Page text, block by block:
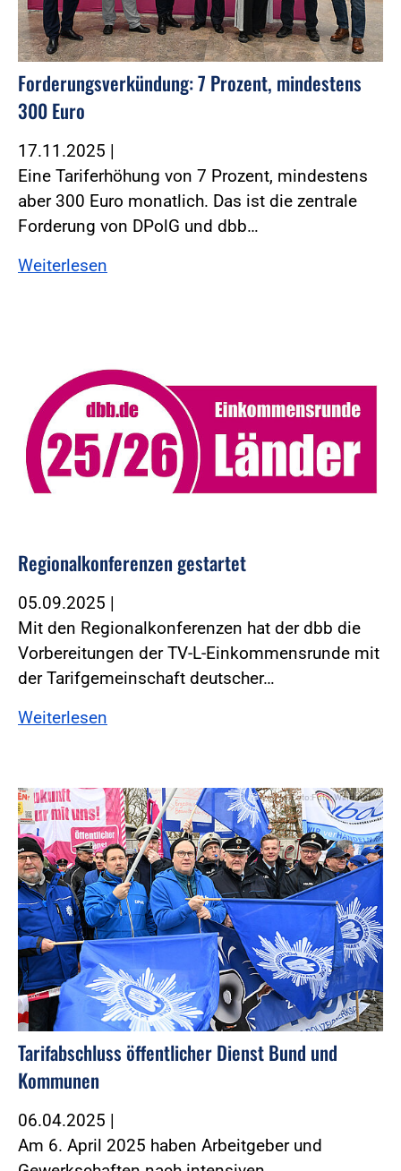
Forderungsverkündung: 7 Prozent, mindestens
300 Euro
17.11.2025 |
Eine Tariferhöhung von 7 Prozent, mindestens
aber 300 Euro monatlich. Das ist die zentrale
Forderung von DPolG und dbb…
Weiterlesen
Regionalkonferenzen gestartet
05.09.2025 |
Mit den Regionalkonferenzen hat der dbb die
Vorbereitungen der TV-L-Einkommensrunde mit
der Tarifgemeinschaft deutscher…
Weiterlesen
Foto:Foto: Windmüller
Tarifabschluss öffentlicher Dienst Bund und
Kommunen
06.04.2025 |
Am 6. April 2025 haben Arbeitgeber und